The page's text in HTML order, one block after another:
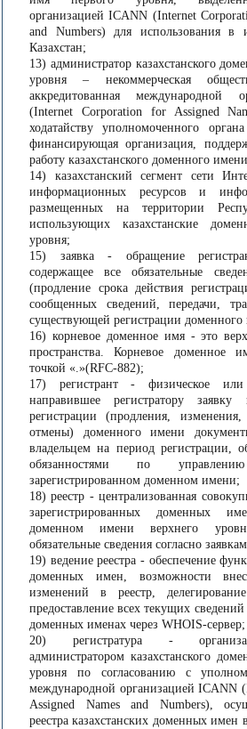
организацией ICANN (Internet
and Numbers) для использования в
Казахстан;
13) администратор казахстанского
уровня – некоммерческая
аккредитованная международной
(Internet Corporation for Assigned
ходатайству уполномоченного
финансирующая организация,
работу казахстанского доменного
14) казахстанский сегмент сети
информационных ресурсов и
размещенных на территории
использующих казахстанские
уровня;
15) заявка - обращение
содержащее все обязательные
(продление срока действия
сообщенных сведений, передачи,
существующей регистрации
16) корневое доменное имя - это
пространства. Корневое доменное
точкой «.»(RFC-882);
17) регистрант - физическое
направившее регистратору
регистрации (продления, изменения,
отмены) доменного имени
владельцем на период регистрации,
обязанностями по
зарегистрированном доменном имени;
18) реестр - централизованная
зарегистрированных доменных
доменном имени верхнего
обязательные сведения согласно
19) ведение реестра - обеспечение
доменных имен, возможности
изменений в реестр,
предоставление всех текущих
доменных именах через WHOIS-сервер;
20) регистратура -
администратором казахстанского
уровня по согласованию с
международной организацией ICANN
Assigned Names and Numbers),
реестра казахстанских доменных имен